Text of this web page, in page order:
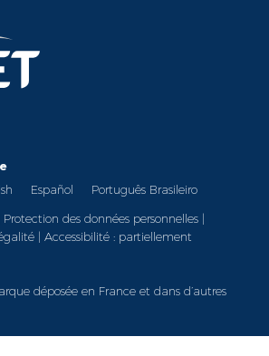
Español
Português Brasileiro
Protection des données personnelles|
| Accessibilité : partiellement
déposée en France et dans d’autres